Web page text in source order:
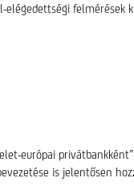
európai
is jelentősen